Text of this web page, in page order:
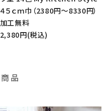
４５ｃｍ巾（2380円～8330円）
加工無料
2,380円(税込)
品